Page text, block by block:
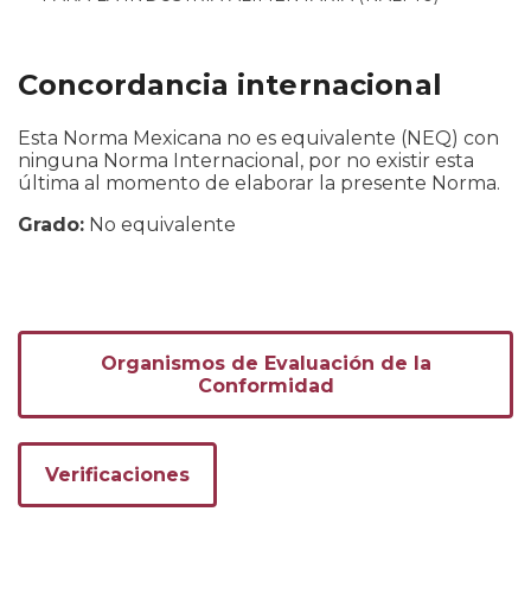
Concordancia internacional
Esta Norma Mexicana no es equivalente (NEQ) con
ninguna Norma Internacional, por no existir esta
última al momento de elaborar la presente Norma.
Grado: No equivalente
Organismos de Evaluación de la
Conformidad
Verificaciones